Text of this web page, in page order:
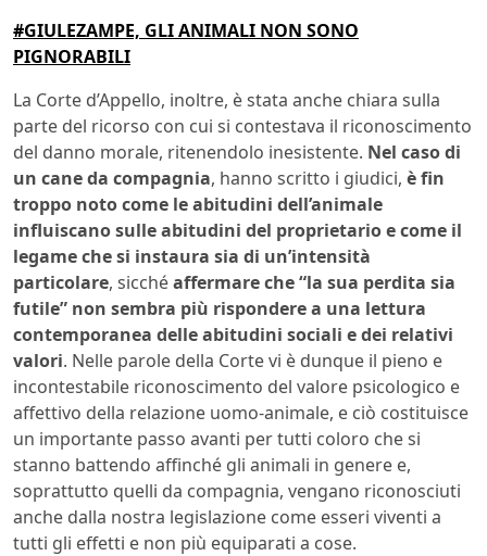
#GIULEZAMPE, GLI ANIMALI NON SONO
PIGNORABILI
La Corte d’Appello, inoltre, è stata anche chiara sulla
parte del ricorso con cui si contestava il riconoscimento
del danno morale, ritenendolo inesistente. Nel caso di
un cane da compagnia, hanno scritto i giudici, è fin
troppo noto come le abitudini dell’animale
influiscano sulle abitudini del proprietario e come il
legame che si instaura sia di un’intensità
particolare, sicchéaffermare che “la sua perdita sia
futile” non sembra più rispondere a una lettura
contemporanea delle abitudini sociali e dei relativi
valori. Nelle parole della Corte vi è dunque il pieno e
incontestabile riconoscimento del valore psicologico e
affettivo della relazione uomo-animale, e ciò costituisce
un importante passo avanti per tutti coloro che si
stanno battendo affinché gli animali in genere e,
soprattutto quelli da compagnia, vengano riconosciuti
anche dalla nostra legislazione come esseri viventi a
tutti gli effetti e non più equiparati a cose.